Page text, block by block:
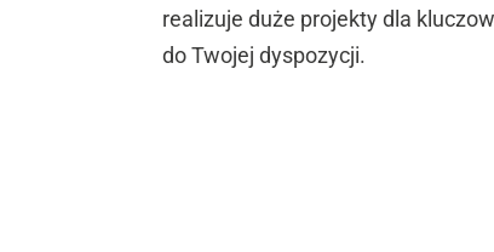
realizuje duże projekty dla
do Twojej dyspozycji.